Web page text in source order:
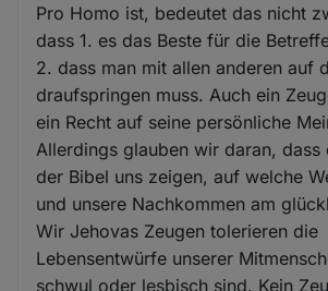
Pro Homo ist, bedeutet das nicht
dass 1. es das Beste für die
2. dass man mit allen anderen auf
draufspringen muss. Auch ein
ein Recht auf seine persönliche
Allerdings glauben wir daran, dass
der Bibel uns zeigen, auf welche
und unsere Nachkommen am
Wir Jehovas Zeugen tolerieren die
Lebensentwürfe unserer
schwul oder lesbisch sind. Kein